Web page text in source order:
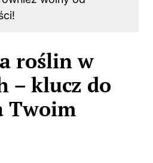
roślin w
– klucz do
Twoim